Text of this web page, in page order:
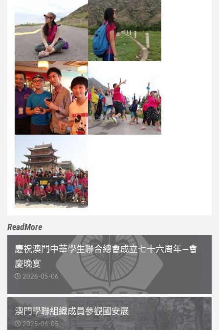
ReadMore
慶祝澳門中華學生聯合總會成立七十六周年—會
慶晚宴
2026-05-06
澳門學聯組織成員參觀國安展
2025-06-05